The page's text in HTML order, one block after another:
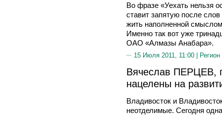
Во фразе «Уехать нельзя
ставит запятую после
жить наполненной
Именно так вот уже
ОАО «Алмазы Анабара».
15 Июля 2011, 11:00 |
Вячеслав ПЕРЦЕВ,
нацелены на
Владивосток и
неотделимые. Сегодня